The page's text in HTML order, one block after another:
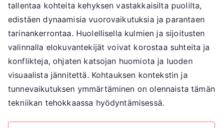
Tekniikka
tallentaa kohteita kehyksen vastakkaisilta puolilta,
edistäen dynaamisia vuorovaikutuksia ja parantaen
tarinankerrontaa. Huolellisella kulmien ja sijoitusten
valinnalla elokuvantekijät voivat korostaa suhteita ja
konflikteja, ohjaten katsojan huomiota ja luoden
visuaalista jännitettä. Kohtauksen kontekstin ja
tunnevaikutuksen ymmärtäminen on olennaista tämän
tekniikan tehokkaassa hyödyntämisessä.